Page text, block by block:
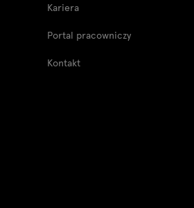
Kariera
Portal pracowniczy
Kontakt